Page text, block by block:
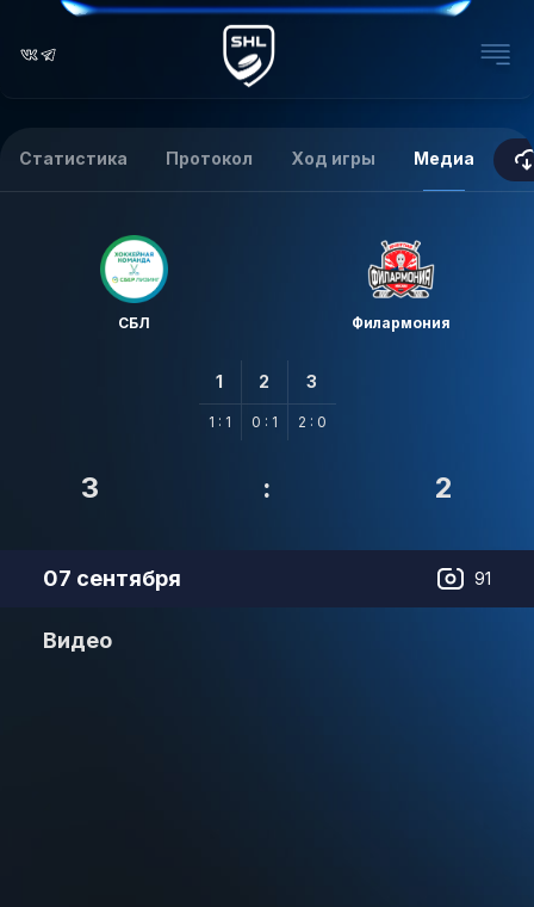
Статистика Протокол Ход игры Медиа
СБЛ Филармония
1
1 : 1
2
0 : 1
3
2 : 0
3 : 2
07 сентября 91
Видео